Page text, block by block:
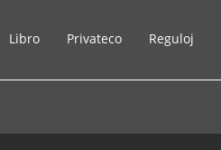
Libro Privateco Reguloj